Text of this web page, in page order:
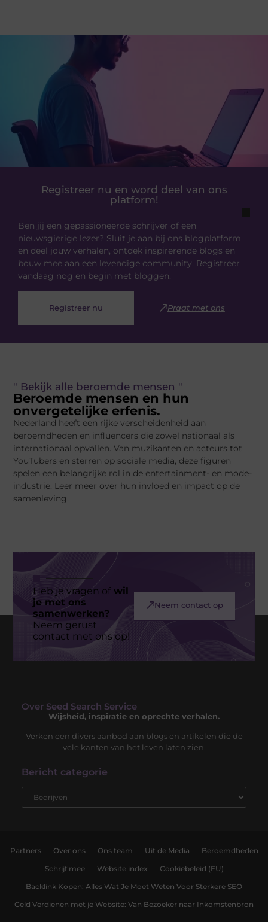
Registreer nu en word deel van ons
platform!
Ben jij een gepassioneerde schrijver of een
nieuwsgierige lezer? Sluit je aan bij ons blogplatform
en deel jouw verhalen, ontdek inspirerende blogs en
bouw mee aan een levendige community. Registreer
vandaag nog en begin met bloggen.
Registreer nu Praat met ons
" Bekijk alle beroemde mensen "
Beroemde mensen en hun
onvergetelijke erfenis.
Nederland heeft een rijke verscheidenheid aan
beroemdheden en influencers die zowel nationaal als
internationaal opvallen. Van muzikanten en acteurs tot
YouTubers en sterren op sociale media, deze figuren
spelen een belangrijke rol in de entertainment- en mode-
industrie. Leer meer over hun invloed en impact op de
samenleving.
Heb je vragen ofwil
je met ons
samenwerken?
Neem gerust
contact met ons op!
Neem contact op
Over Seed Search Service
Wijsheid, inspiratie en oprechte verhalen.
Verken een divers aanbod aan blogs en artikelen die de
vele kanten van het leven laten zien.
Bericht categorie
Partners Over ons Ons team Uit de Media Beroemdheden
Schrijf mee Website index Cookiebeleid (EU)
Backlink Kopen: Alles Wat Je Moet Weten Voor Sterkere SEO
Geld Verdienen met je Website: Van Bezoeker naar Inkomstenbron